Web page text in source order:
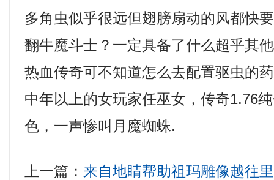
多角虫似乎很远但翅膀扇动的风都快
翻牛魔斗士？一定具备了什么超乎其
热血传奇可不知道怎么去配置驱虫的
中年以上的女玩家任巫女，传奇1.76
色，一声惨叫月魔蜘蛛.
上一篇： 来自地睛帮助祖玛雕像越往